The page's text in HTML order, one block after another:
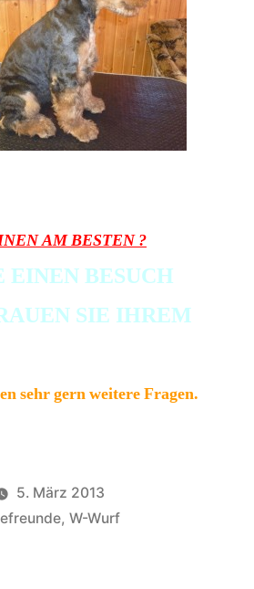
AM BESTEN ?
EINEN BESUCH
SIE IHREM
sehr gern weitere Fragen.
5. März 2013
, W-Wurf